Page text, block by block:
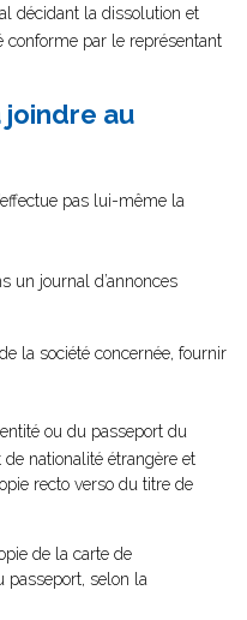
décidant la dissolution et
conforme par le représentant
joindre au
pas lui-même la
un journal d’annonces
la société concernée, fournir
ou du passeport du
nationalité étrangère et
recto verso du titre de
de la carte de
passeport, selon la